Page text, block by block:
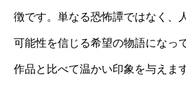
徴です。単なる恐怖譚ではなく、
可能性を信じる希望の物語になっ
作品と比べて温かい印象を与えます